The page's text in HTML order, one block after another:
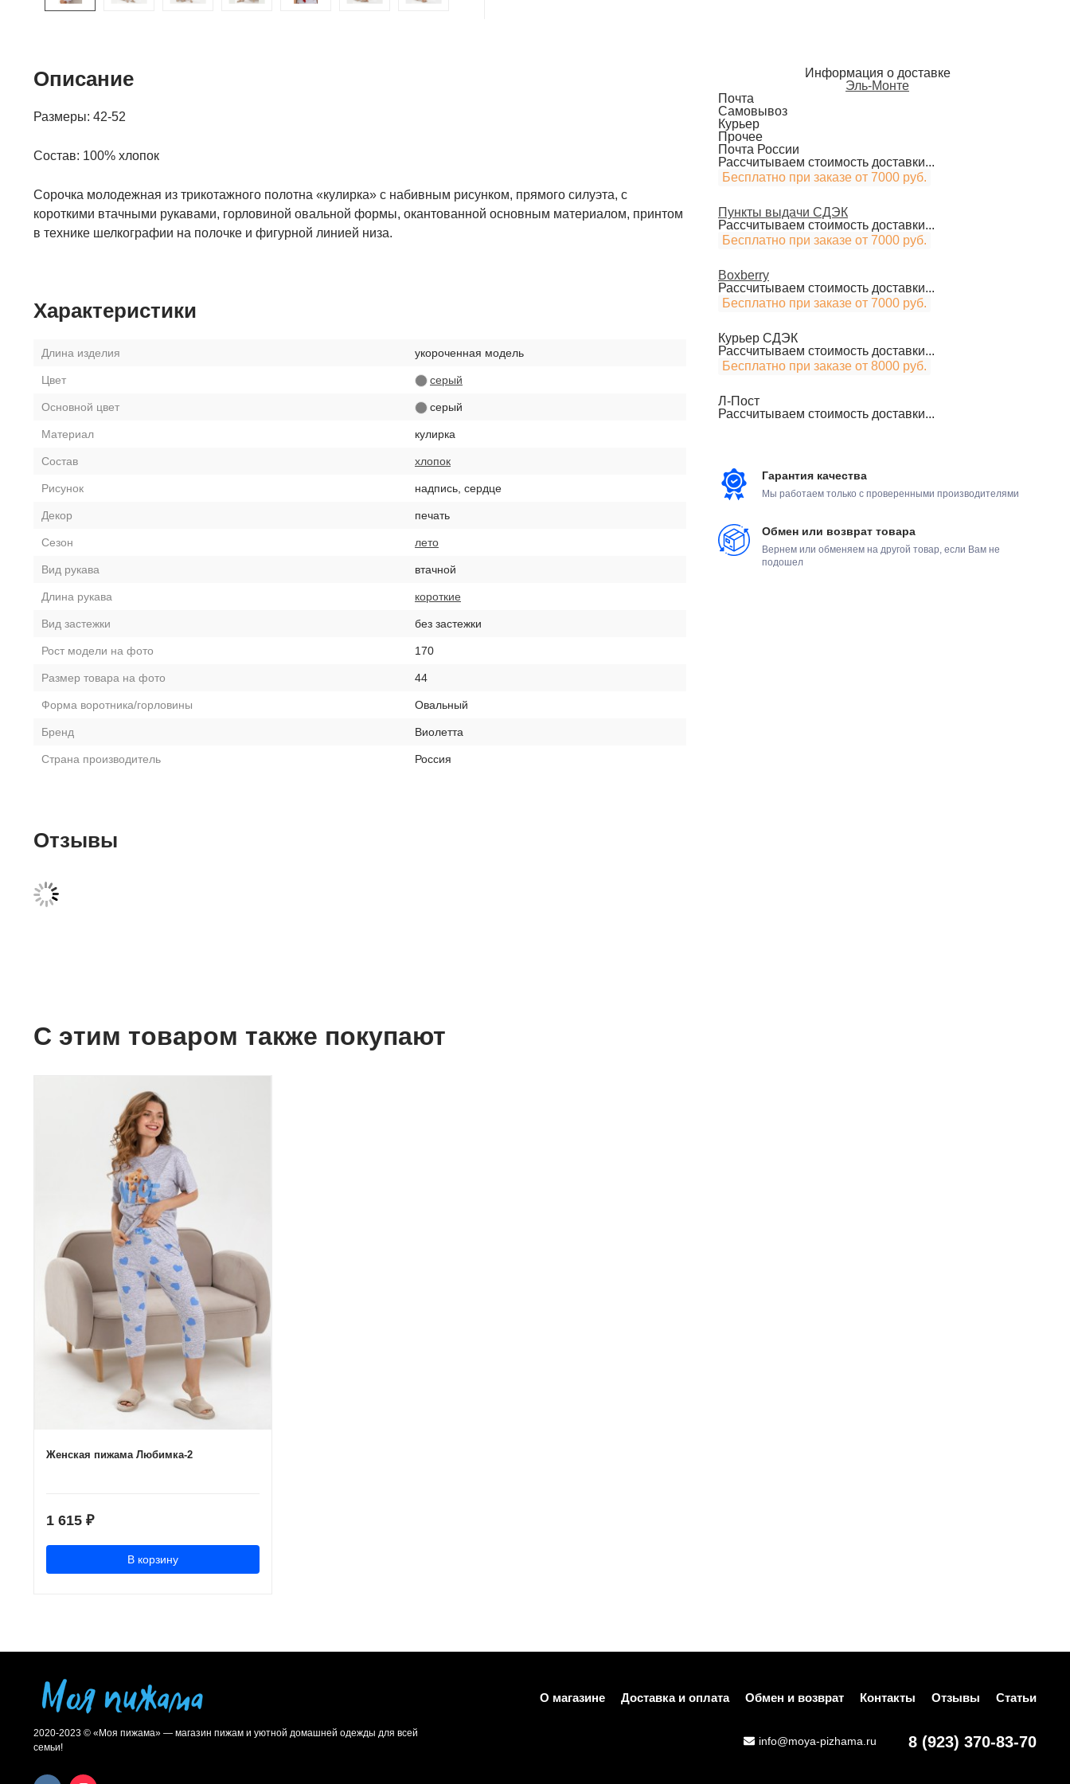
Информация о доставке
Эль-Монте
Почта
Самовывоз
Курьер
Прочее
Почта России
Рассчитываем стоимость доставки...
Бесплатно при заказе от 7000 руб.
Пункты выдачи СДЭК
Рассчитываем стоимость доставки...
Бесплатно при заказе от 7000 руб.
Boxberry
Рассчитываем стоимость доставки...
Бесплатно при заказе от 7000 руб.
Курьер СДЭК
Рассчитываем стоимость доставки...
Бесплатно при заказе от 8000 руб.
Л-Пост
Рассчитываем стоимость доставки...
Гарантия качества
Мы работаем только с проверенными производителями
Обмен или возврат товара
Вернем или обменяем на другой товар, если Вам не
подошел
Описание
Размеры: 42-52
Состав: 100% хлопок
Сорочка молодежная из трикотажного полотна «кулирка» с набивным рисунком, прямого силуэта, с
короткими втачными рукавами, горловиной овальной формы, окантованной основным материалом, принтом
в технике шелкографии на полочке и фигурной линией низа.
Характеристики
Длина изделия укороченная модель
Цвет серый
Основной цвет серый
Материал кулирка
Состав хлопок
Рисунок надпись, сердце
Декор печать
Сезон лето
Вид рукава втачной
Длина рукава короткие
Вид застежки без застежки
Рост модели на фото 170
Размер товара на фото 44
Форма воротника/горловины Овальный
Бренд Виолетта
Страна производитель Россия
Отзывы
С этим товаром также покупают
Женская пижама Любимка-2
1 615 ₽
В корзину
2020-2023 © «Моя пижама» — магазин пижам и уютной домашней одежды для всей
семьи!
О магазине Доставка и оплата Обмен и возврат Контакты Отзывы Статьи
info@moya-pizhama.ru 8 (923) 370-83-70